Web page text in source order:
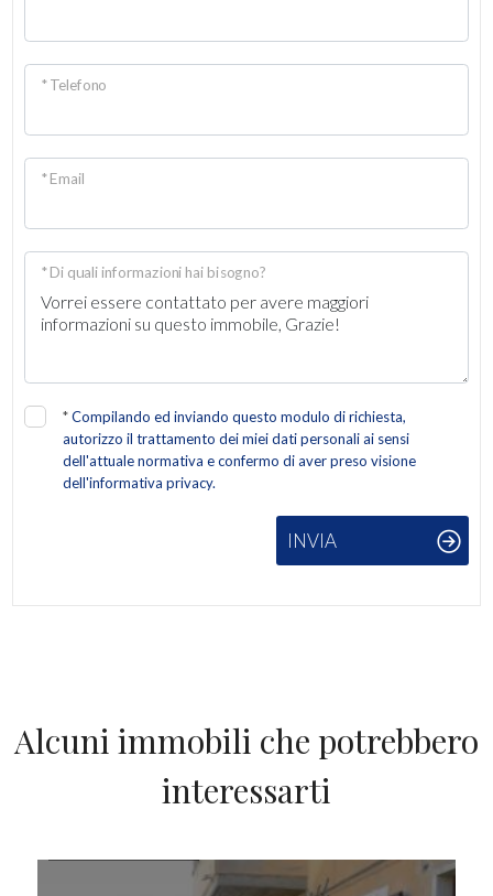
* Telefono
* Email
* Di quali informazioni hai bisogno?
*Compilando ed inviando questo modulo di richiesta,
autorizzo il trattamento dei miei dati personali ai sensi
dell'attuale normativa e confermo di aver preso visione
dell'informativa privacy.
INVIA
Alcuni immobili che potrebbero
interessarti